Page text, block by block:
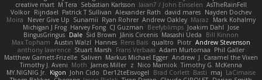
creative mart M Tera Sebastian Karlsson Iaian7 / John Einselen AsTheRainFell
Volkor Rijndael Patrick T Sullivan Alexander Rath david mares Nayden Dochev
Moira
Never Give Up Sunamii Ryan Rohrer Andrew Oakley Maraz
Mark Kohalmy
Michigan J Frog Harvey Fong CJ Guzman Beefyblimps Joakim Dahl Jose
BingusGringus Dale Sid Brown Jānis Circenis Masashi Ueda
Bill Kinnon
Max Topham Austin Walzl Hannes Rens Bais qualtro Piotr Andrew Stevenson
anthony lawrence Stuart Marsh Frans Verbaas Adam Murtomaa Phil Galler
Matthew Garnett-Frizelle Saliven Markus Michael Egger Andrew J Caramel the Vixen
Timothy J. Aveni Moth James Miller z Nico Marniok Timothy G. McKenna
MY.NIGNIG Jr.
Kigon John Cido Der12teEisvogel Brad Corlett Basti maj LaCimaise